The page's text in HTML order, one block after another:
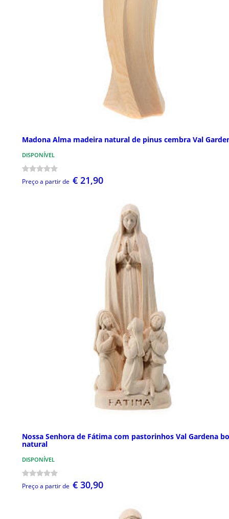
Madona Alma madeira natural de pinus cembra Val
DISPONÍVEL
Preço a partir de € 21,90
Nossa Senhora de Fátima com pastorinhos Val Gardena
natural
DISPONÍVEL
Preço a partir de € 30,90